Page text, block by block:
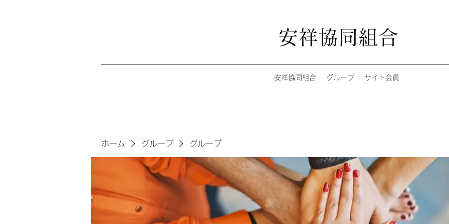
安祥協同組合
安祥協同組合 グループ サイト会員
ホーム グループ グループ